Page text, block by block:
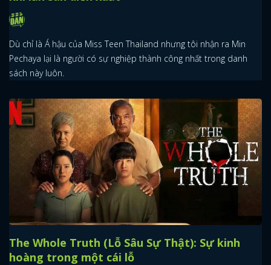
Dù chỉ là Á hậu của Miss Teen Thailand nhưng tôi nhận ra Min
Pechaya lại là người có sự nghiệp thành công nhất trong danh
sách này luôn.
The Whole Truth (Lỗ Sâu Sự Thật): Sự kinh
hoàng trong một cái lỗ